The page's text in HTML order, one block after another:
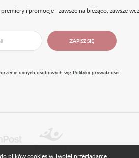
i promocje - zawsze na bieżąco, zawsze
ZAPISZ SIĘ
danych osobowych wg Polityka prywatności
plików cookies w Twojej przeglądarce.